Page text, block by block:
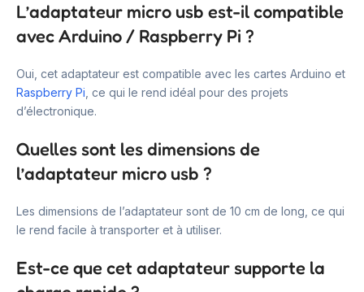
L’adaptateur micro usb est-il compatible
avec Arduino / Raspberry Pi ?
Oui, cet adaptateur est compatible avec les cartes Arduino et
Raspberry Pi , ce qui le rend idéal pour des projets
d’électronique.
Quelles sont les dimensions de
l’adaptateur micro usb ?
Les dimensions de l’adaptateur sont de 10 cm de long, ce qui
le rend facile à transporter et à utiliser.
Est-ce que cet adaptateur supporte la